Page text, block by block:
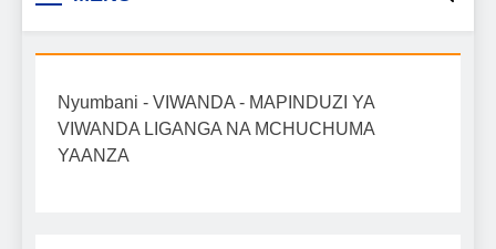
Tanzania
kilimo, mitindo, na burudani kwa Kiswahili,
mafanikio yako.
Nyumbani - VIWANDA - MAPINDUZI YA
VIWANDA LIGANGA NA MCHUCHUMA
YAANZA